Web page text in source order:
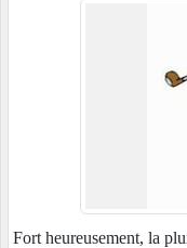
Fort heureusement, la